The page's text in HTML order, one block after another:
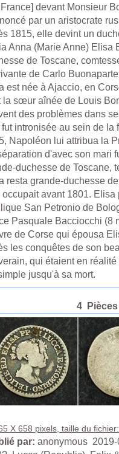
devant Monsieur
par un aristocrate
1815, elle devint un
Anna (Marie Anne)
de Toscane,
de Carlo
est née à Ajaccio, en
la sœur aînée de Louis
des problèmes dans
fut intronisée au sein de
Napoléon lui attribua la
d'avec son mari
duchesse de Toscane,
resta grande-duchesse
avant 1801. Elisa
San Petronio de
Pasquale Bacciocchi (8
de Corse qui épousa
les conquêtes de son
qui étaient en
jusqu'à sa mort.
4 Pièces
X 658 pixels, taille du
par: anonymous 2019-